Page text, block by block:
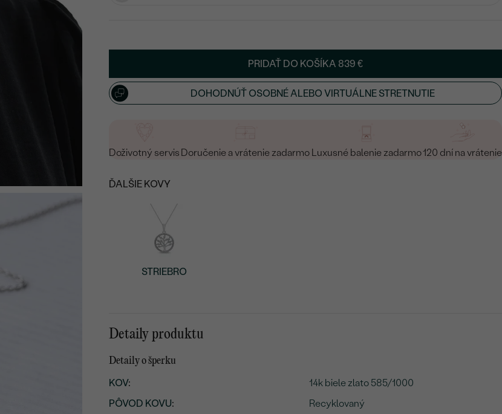
PRIDAŤ DO KOŠÍKA 839 €
DOHODNÚŤ OSOBNÉ ALEBO VIRTUÁLNE STRETNUTIE
Doživotný servis Doručenie a vrátenie zadarmo Luxusné balenie zadarmo120 dní na vrátenie
ĎALŠIE KOVY
STRIEBRO
Detaily produktu
Detaily o šperku
KOV:
14k biele zlato 585/1000
PÔVOD KOVU:
Recyklovaný